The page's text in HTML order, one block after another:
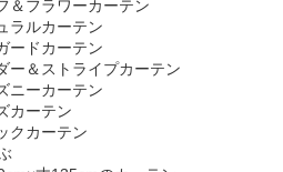
＆フラワーカーテン
ラルカーテン
ードカーテン
ー＆ストライプカーテン
ニーカーテン
カーテン
クカーテン